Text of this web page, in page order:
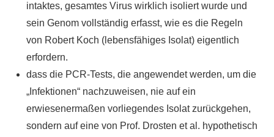
intaktes, gesamtes Virus wirklich isoliert wurde und
sein Genom vollständig erfasst, wie es die Regeln
von Robert Koch (lebensfähiges Isolat) eigentlich
erfordern.
dass die PCR-Tests, die angewendet werden, um die
„Infektionen“ nachzuweisen, nie auf ein
erwiesenermaßen vorliegendes Isolat zurückgehen,
sondern auf eine von Prof. Drosten et al. hypothetisch